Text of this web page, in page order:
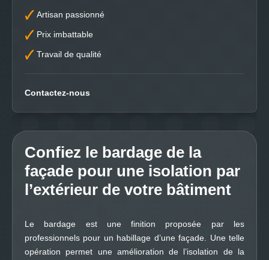
Artisan passionné
Prix imbattable
Travail de qualité
Contactez-nous
Confiez le bardage de la
façade pour une isolation par
l’extérieur de votre bâtiment
Le bardage est une finition proposée par les
professionnels pour un habillage d’une façade. Une telle
opération permet une amélioration de l’isolation de la